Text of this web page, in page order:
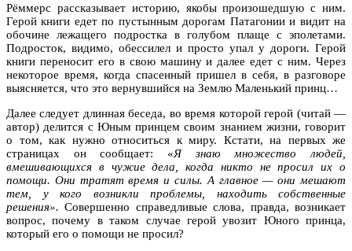
Рёммерс рассказывает историю, якобы произошедшую с ним.
Герой книги едет по пустынным дорогам Патагонии и видит на
обочине лежащего подростка в голубом плаще с эполетами.
Подросток, видимо, обессилел и просто упал у дороги. Герой
книги переносит его в свою машину и далее едет с ним. Через
некоторое время, когда спасенный пришел в себя, в разговоре
выясняется, что это вернувшийся на Землю Маленький принц…
Далее следует длинная беседа, во время которой герой (читай —
автор) делится с Юным принцем своим знанием жизни, говорит
о том, как нужно относиться к миру. Кстати, на первых же
страницах он сообщает: «Я знаю множество людей,
вмешивающихся в чужие дела, когда никто не просил их о
помощи. Они тратят время и силы. А главное — они мешают
тем, у кого возникли проблемы, находить собственные
решения». Совершенно справедливые слова, правда, возникает
вопрос, почему в таком случае герой увозит Юного принца,
который его о помощи не просил?